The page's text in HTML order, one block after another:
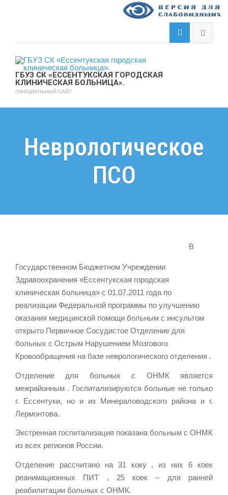
ГБУЗ СК «ЕССЕНТУКСКАЯ ГОРОДСКАЯ
КЛИНИЧЕСКАЯ БОЛЬНИЦА».
ОФИЦИАЛЬНЫЙ САЙТ
Неврологическое
ПСО
В
Государственном Бюджетном Учреждении
Здравоохранения «Ессентукская городская
клиническая больница» с 01.07.2011 года по
реализации Федеральной программы по улучшению
оказания медицинской помощи больным с инсультом
открыто Первичное Сосудистое Отделение для
больных с Острым Нарушением Мозгового
Кровообращения на базе неврологического отделения .
Отделение для больных с ОНМК является
межрайонным . Госпитализируются больные не только
г. Ессентуки, но и из Минераловодского района и г.
Лермонтова.
Экстренная госпитализация показана больным с ОНМК
из всех регионов России.
Отделение рассчитано на 31 коку , из них 6 коек
реанимационных ПИТ , 25 коек – для ранней
реабилитации больных с ОНМК.